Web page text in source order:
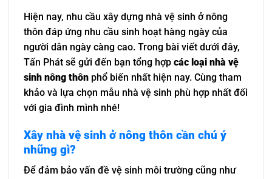
Nhà vệ sinh công cộng tiêu đào có hệ thống
ống thông hơi
Nhà vệ sinh tự hoại xây dựng trên ao
Nhà vệ sinh công nghiệp
Hiện nay, nhu cầu xây dựng nhà vệ sinh ở nông
thôn đáp ứng nhu cầu sinh hoạt hàng ngày của
người dân ngày càng cao. Trong bài viết dưới đây,
Tấn Phát sẽ gửi đến bạn tổng hợp các loại nhà vệ
sinh nông thôn phổ biến nhất hiện nay. Cùng tham
khảo và lựa chọn mẫu nhà vệ sinh phù hợp nhất đối
với gia đình mình nhé!
Xây nhà vệ sinh ở nông thôn cần chú ý
những gì?
Để đảm bảo vấn đề vệ sinh môi trường cũng như